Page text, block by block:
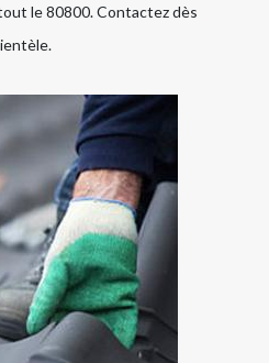
le 80800. Contactez dès